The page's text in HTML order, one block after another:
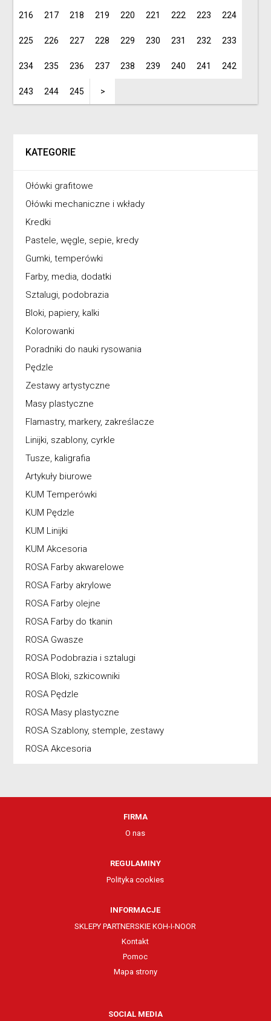
216 217 218 219 220 221 222 223 224
225 226 227 228 229 230 231 232 233
234 235 236 237 238 239 240 241 242
243 244 245 >
KATEGORIE
Ołówki grafitowe
Ołówki mechaniczne i wkłady
Kredki
Pastele, węgle, sepie, kredy
Gumki, temperówki
Farby, media, dodatki
Sztalugi, podobrazia
Bloki, papiery, kalki
Kolorowanki
Poradniki do nauki rysowania
Pędzle
Zestawy artystyczne
Masy plastyczne
Flamastry, markery, zakreślacze
Linijki, szablony, cyrkle
Tusze, kaligrafia
Artykuły biurowe
KUM Temperówki
KUM Pędzle
KUM Linijki
KUM Akcesoria
ROSA Farby akwarelowe
ROSA Farby akrylowe
ROSA Farby olejne
ROSA Farby do tkanin
ROSA Gwasze
ROSA Podobrazia i sztalugi
ROSA Bloki, szkicowniki
ROSA Pędzle
ROSA Masy plastyczne
ROSA Szablony, stemple, zestawy
ROSA Akcesoria
FIRMA
O nas
REGULAMINY
Polityka cookies
INFORMACJE
SKLEPY PARTNERSKIE KOH-I-NOOR
Kontakt
Pomoc
Mapa strony
SOCIAL MEDIA